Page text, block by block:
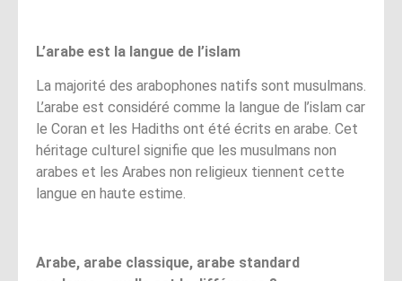
L’arabe est la langue de l’islam
La majorité des arabophones natifs sont musulmans.
L’arabe est considéré comme la langue de l’islam car
le Coran et les Hadiths ont été écrits en arabe. Cet
héritage culturel signifie que les musulmans non
arabes et les Arabes non religieux tiennent cette
langue en haute estime.
Arabe, arabe classique, arabe standard